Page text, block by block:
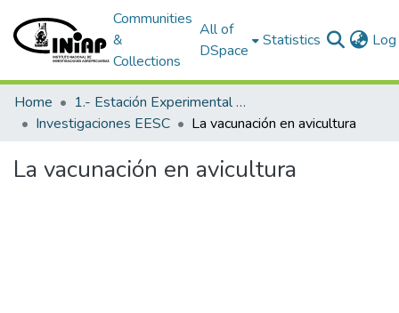
Communities
&
Collections
All of
DSpace
Statistics
Home
1.- Estación Experimental Santa Catalina
Investigaciones EESC
La vacunación en avicultura
La vacunación en avicultura